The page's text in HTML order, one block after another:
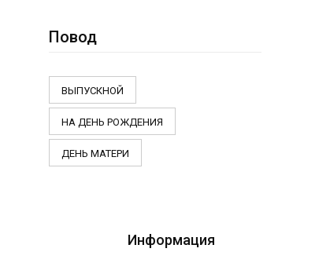
Повод
ВЫПУСКНОЙ
НА ДЕНЬ РОЖДЕНИЯ
ДЕНЬ МАТЕРИ
Информация